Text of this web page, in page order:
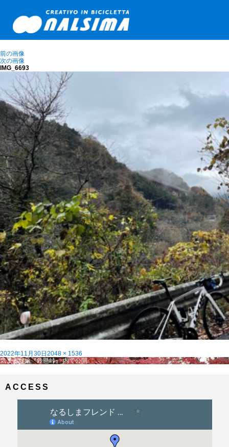
前の画像
次の画像
IMG_6693
投
稿
2022年11月30日 フ
ル
2048 × 1536
投
ゲ
気ままな旅『鈴懸峠』 内で公開
ACCESS